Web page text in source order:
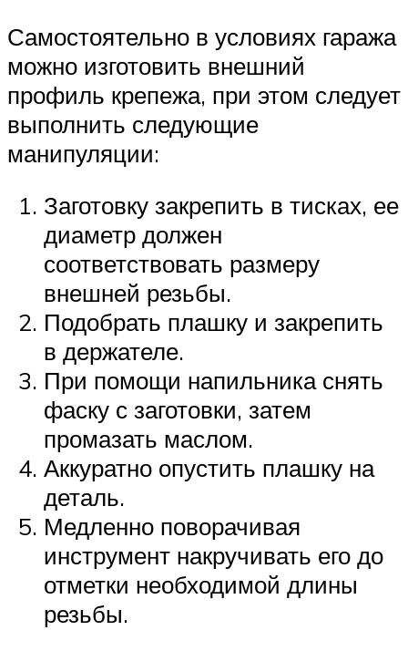
Самостоятельно в условиях гаража
можно изготовить внешний
профиль крепежа, при этом следует
выполнить следующие
манипуляции:
Заготовку закрепить в тисках, ее
диаметр должен
соответствовать размеру
внешней резьбы.
Подобрать плашку и закрепить
в держателе.
При помощи напильника снять
фаску с заготовки, затем
промазать маслом.
Аккуратно опустить плашку на
деталь.
Медленно поворачивая
инструмент накручивать его до
отметки необходимой длины
резьбы.